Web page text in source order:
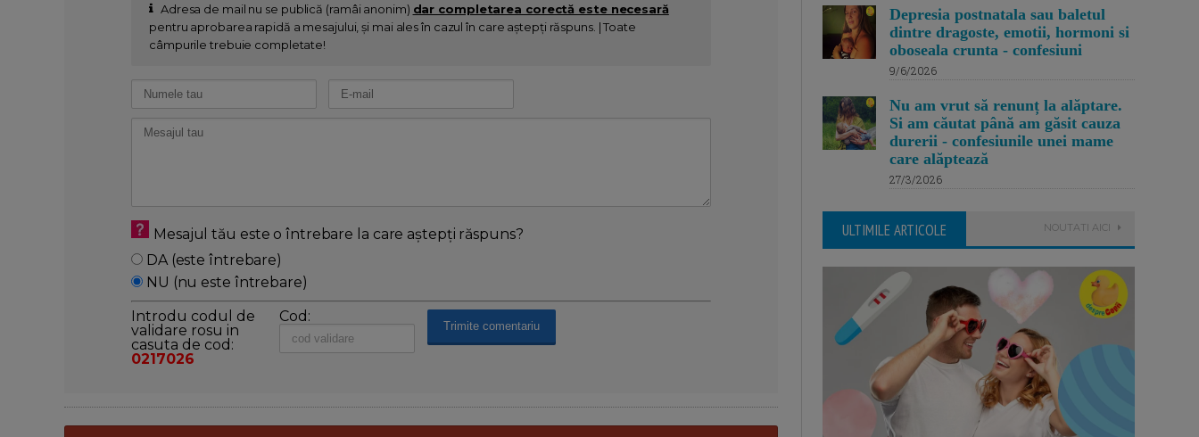
Adresa de mail nu se publică (ramâi anonim) dar completarea corectă este necesară
pentru aprobarea rapidă a mesajului, și mai ales în cazul în care aștepți răspuns. | Toate
câmpurile trebuie completate!
Mesajul tău este o întrebare la care aștepți răspuns?
DA (este întrebare)
NU (nu este întrebare)
Introdu codul de
validare rosu in
casuta de cod:
0217026
Cod:
Depresia postnatala sau baletul
dintre dragoste, emotii, hormoni si
oboseala crunta - confesiuni
9/6/2026
Nu am vrut să renunț la alăptare.
Si am căutat până am găsit cauza
durerii - confesiunile unei mame
care alăptează
27/3/2026
ULTIMILE ARTICOLE NOUTATI AICI